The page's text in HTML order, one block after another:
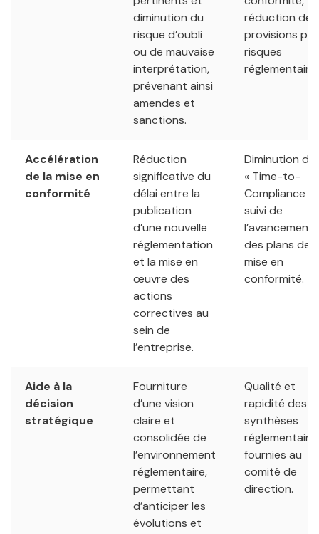
diminution du
risque d’oubli
ou de mauvaise
interprétation,
prévenant ainsi
amendes et
sanctions.
réduction des
provisions
risques
Accélération
de la mise en
conformité
Réduction
significative du
délai entre la
publication
d’une nouvelle
réglementation
et la mise en
œuvre des
actions
correctives au
sein de
l’entreprise.
Diminution du
« Time-to-
Compliance »,
suivi de
l’avancement
des plans de
mise en
conformité.
Aide à la
décision
stratégique
Fourniture
d’une vision
claire et
consolidée de
l’environnement
réglementaire,
permettant
d’anticiper les
évolutions et
Qualité et
rapidité des
synthèses
fournies au
comité de
direction.